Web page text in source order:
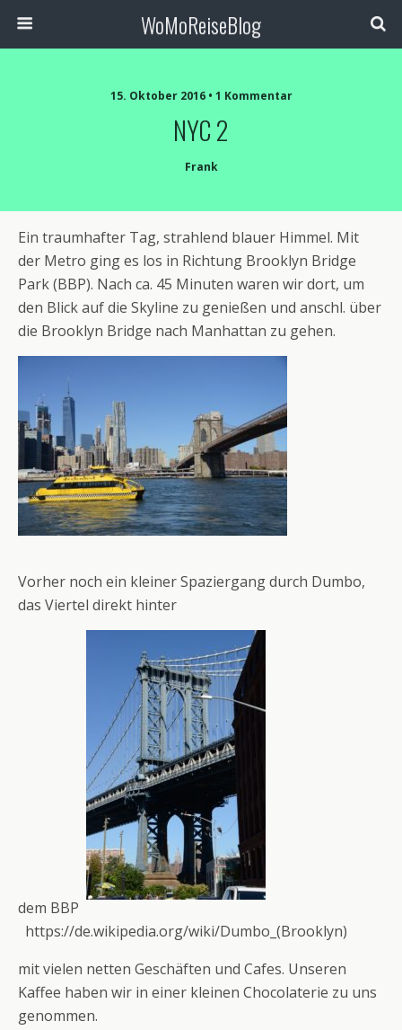
WoMoReiseBlog
15. Oktober 2016 • 1 Kommentar
NYC 2
Frank
Ein traumhafter Tag, strahlend blauer Himmel. Mit
der Metro ging es los in Richtung Brooklyn Bridge
Park (BBP). Nach ca. 45 Minuten waren wir dort, um
den Blick auf die Skyline zu genießen und anschl. über
die Brooklyn Bridge nach Manhattan zu gehen.
Vorher noch ein kleiner Spaziergang durch Dumbo,
das Viertel direkt hinter
dem BBP
https://de.wikipedia.org/wiki/Dumbo_(Brooklyn)
mit vielen netten Geschäften und Cafes. Unseren
Kaffee haben wir in einer kleinen Chocolaterie zu uns
genommen.